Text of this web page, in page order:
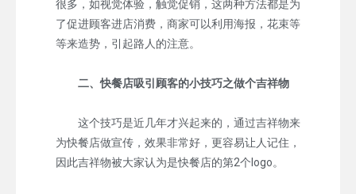
很多，如视觉体验，触觉促销，这两种方法都是为
了促进顾客进店消费，商家可以利用海报，花束等
等来造势，引起路人的注意。
二、快餐店吸引顾客的小技巧之做个吉祥物
这个技巧是近几年才兴起来的，通过吉祥物来
为快餐店做宣传，效果非常好，更容易让人记住，
因此吉祥物被大家认为是快餐店的第2个logo。